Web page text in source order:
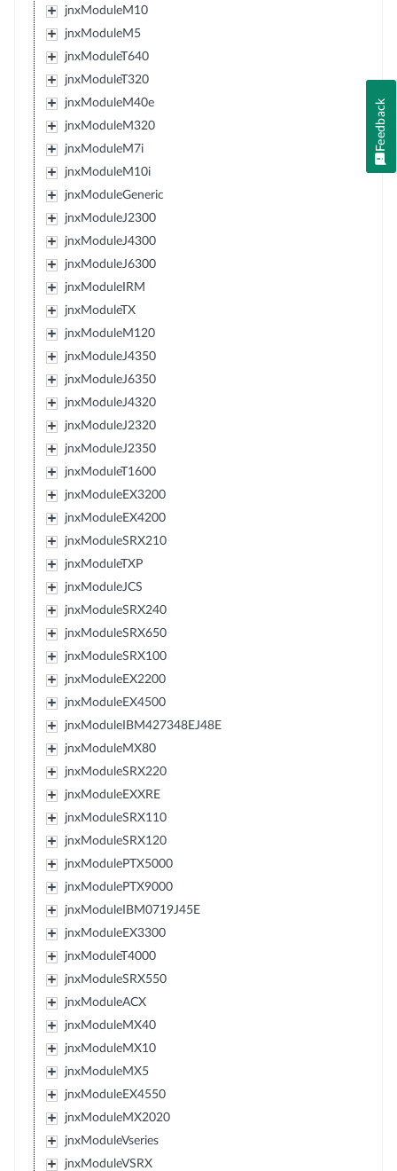
jnxModuleM10
jnxModuleM5
jnxModuleT640
jnxModuleT320
jnxModuleM40e
jnxModuleM320
jnxModuleM7i
jnxModuleM10i
jnxModuleGeneric
jnxModuleJ2300
jnxModuleJ4300
jnxModuleJ6300
jnxModuleIRM
jnxModuleTX
jnxModuleM120
jnxModuleJ4350
jnxModuleJ6350
jnxModuleJ4320
jnxModuleJ2320
jnxModuleJ2350
jnxModuleT1600
jnxModuleEX3200
jnxModuleEX4200
jnxModuleSRX210
jnxModuleTXP
jnxModuleJCS
jnxModuleSRX240
jnxModuleSRX650
jnxModuleSRX100
jnxModuleEX2200
jnxModuleEX4500
jnxModuleIBM427348EJ48E
jnxModuleMX80
jnxModuleSRX220
jnxModuleEXXRE
jnxModuleSRX110
jnxModuleSRX120
jnxModulePTX5000
jnxModulePTX9000
jnxModuleIBM0719J45E
jnxModuleEX3300
jnxModuleT4000
jnxModuleSRX550
jnxModuleACX
jnxModuleMX40
jnxModuleMX10
jnxModuleMX5
jnxModuleEX4550
jnxModuleMX2020
jnxModuleVseries
jnxModuleVSRX
Feedback